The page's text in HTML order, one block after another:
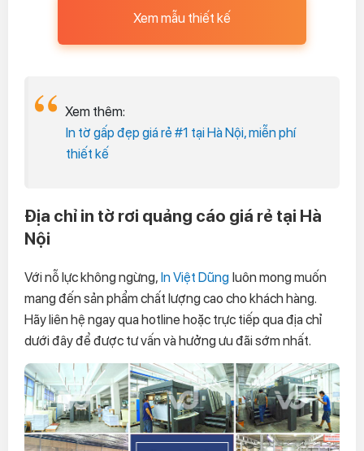
Xem mẫu thiết kế
Xem thêm:
In tờ gấp đẹp giá rẻ #1 tại Hà Nội, miễn phí
thiết kế
Địa chỉ in tờ rơi quảng cáo giá rẻ tại Hà
Nội
Với nỗ lực không ngừng, In Việt Dũng luôn mong muốn
mang đến sản phẩm chất lượng cao cho khách hàng.
Hãy liên hệ ngay qua hotline hoặc trực tiếp qua địa chỉ
dưới đây để được tư vấn và hưởng ưu đãi sớm nhất.